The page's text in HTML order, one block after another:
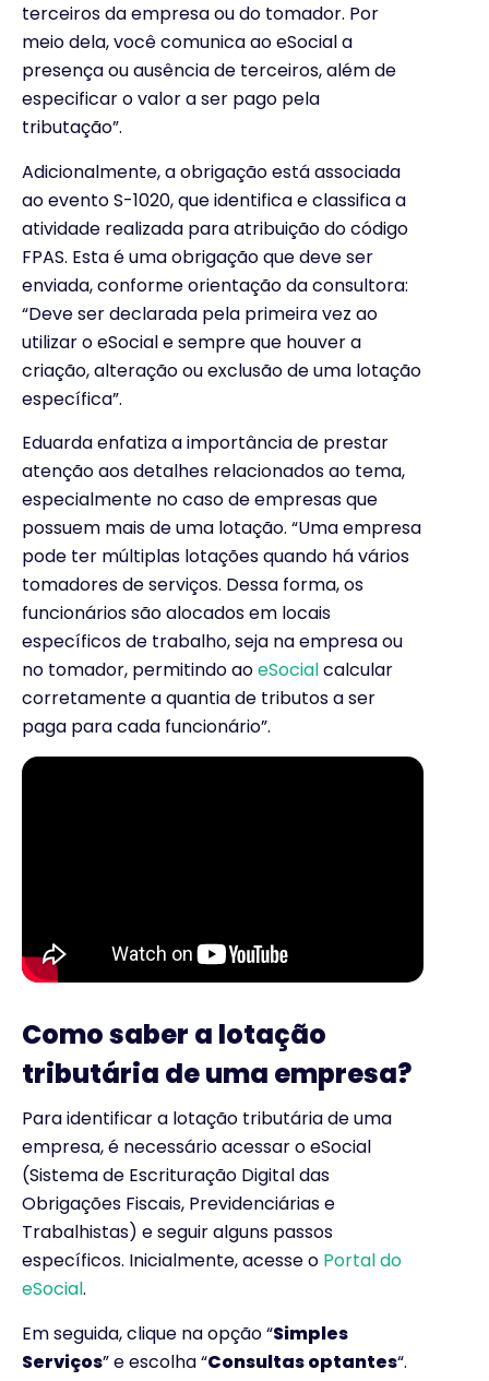
terceiros da empresa ou do tomador. Por
meio dela, você comunica ao eSocial a
presença ou ausência de terceiros, além de
especificar o valor a ser pago pela
tributação”.
Adicionalmente, a obrigação está associada
ao evento S-1020, que identifica e classifica a
atividade realizada para atribuição do código
FPAS. Esta é uma obrigação que deve ser
enviada, conforme orientação da consultora:
“Deve ser declarada pela primeira vez ao
utilizar o eSocial e sempre que houver a
criação, alteração ou exclusão de uma lotação
específica”.
Eduarda enfatiza a importância de prestar
atenção aos detalhes relacionados ao tema,
especialmente no caso de empresas que
possuem mais de uma lotação. “Uma empresa
pode ter múltiplas lotações quando há vários
tomadores de serviços. Dessa forma, os
funcionários são alocados em locais
específicos de trabalho, seja na empresa ou
no tomador, permitindo aoeSocialcalcular
corretamente a quantia de tributos a ser
paga para cada funcionário”.
Como saber a lotação
tributária de uma empresa?
Para identificar a lotação tributária de uma
empresa, é necessário acessar o eSocial
(Sistema de Escrituração Digital das
Obrigações Fiscais, Previdenciárias e
Trabalhistas) e seguir alguns passos
específicos. Inicialmente, acesse o Portal do
eSocial.
Em seguida, clique na opção “Simples
Serviços” e escolha “Consultas optantes“.